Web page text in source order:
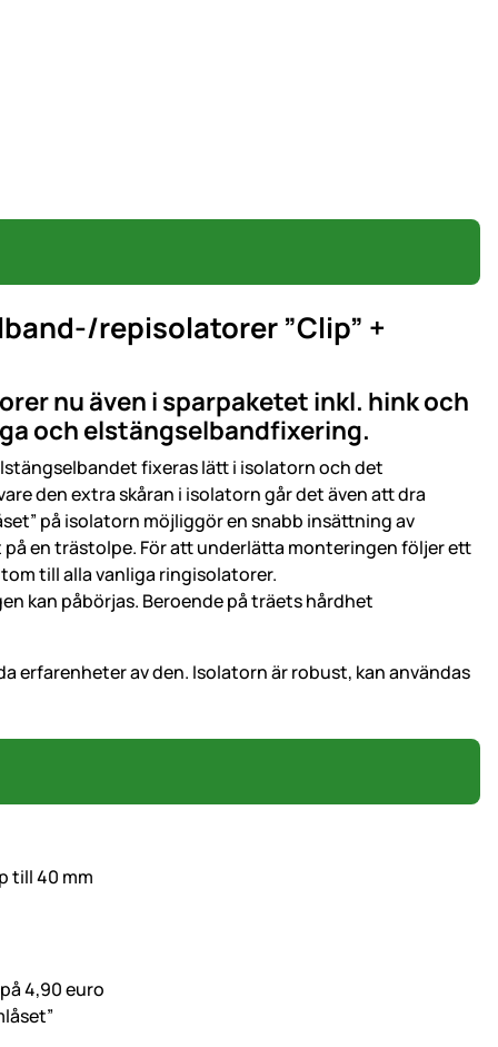
repisolatorer ”Clip” +
nu även i sparpaketet inkl. hink och
och elstängselbandfixering.
fixeras lätt i isolatorn och det
den extra skåran i isolatorn går det även att dra
på isolatorn möjliggör en snabb insättning av
en trästolpe. För att underlätta monteringen följer ett
till alla vanliga ringisolatorer.
kan påbörjas. Beroende på träets hårdhet
erfarenheter av den. Isolatorn är robust, kan användas
till 40 mm
4,90 euro